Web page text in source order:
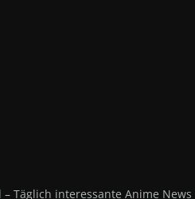
– Täglich interessante Anime News